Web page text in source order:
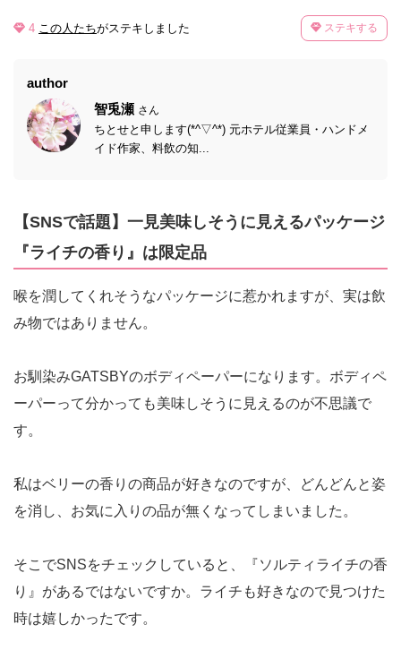
4 この人たちがステキしました ステキする
author
智兎瀬 さん
ちとせと申します(*^▽^*) 元ホテル従業員・ハンドメ
イド作家、料飲の知...
【SNSで話題】一見美味しそうに見えるパッケージ
『ライチの香り』は限定品
喉を潤してくれそうなパッケージに惹かれますが、実は飲
み物ではありません。
お馴染みGATSBYのボディペーパーになります。ボディペ
ーパーって分かっても美味しそうに見えるのが不思議で
す。
私はベリーの香りの商品が好きなのですが、どんどんと姿
を消し、お気に入りの品が無くなってしまいました。
そこでSNSをチェックしていると、『ソルティライチの香
り』があるではないですか。ライチも好きなので見つけた
時は嬉しかったです。